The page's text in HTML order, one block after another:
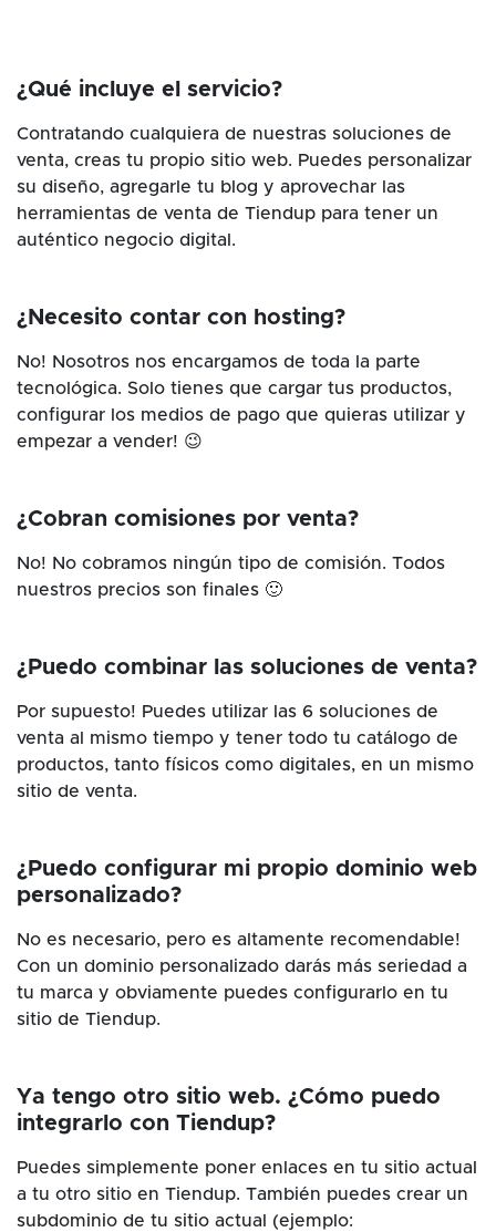
¿Qué incluye el servicio?
Contratando cualquiera de nuestras soluciones de
venta, creas tu propio sitio web. Puedes personalizar
su diseño, agregarle tu blog y aprovechar las
herramientas de venta de Tiendup para tener un
auténtico negocio digital.
¿Necesito contar con hosting?
No! Nosotros nos encargamos de toda la parte
tecnológica. Solo tienes que cargar tus productos,
configurar los medios de pago que quieras utilizar y
empezar a vender! 😉
¿Cobran comisiones por venta?
No! No cobramos ningún tipo de comisión. Todos
nuestros precios son finales 🙂
¿Puedo combinar las soluciones de venta?
Por supuesto! Puedes utilizar las 6 soluciones de
venta al mismo tiempo y tener todo tu catálogo de
productos, tanto físicos como digitales, en un mismo
sitio de venta.
¿Puedo configurar mi propio dominio web
personalizado?
No es necesario, pero es altamente recomendable!
Con un dominio personalizado darás más seriedad a
tu marca y obviamente puedes configurarlo en tu
sitio de Tiendup.
Ya tengo otro sitio web. ¿Cómo puedo
integrarlo con Tiendup?
Puedes simplemente poner enlaces en tu sitio actual
a tu otro sitio en Tiendup. También puedes crear un
subdominio de tu sitio actual (ejemplo: